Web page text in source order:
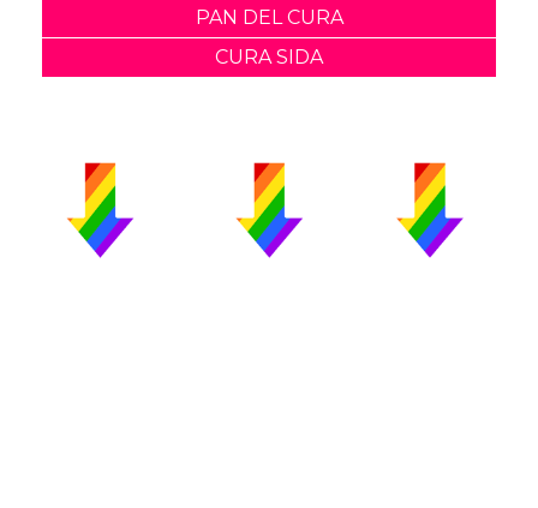
PAN DEL CURA
CURA SIDA